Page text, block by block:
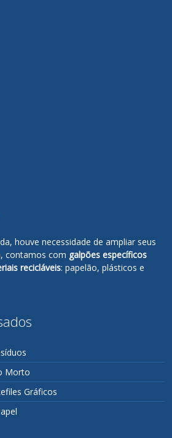
houve necessidade de ampliar seus
contamos com galpões específicos
recicláveis: papelão, plásticos e
Morto
Gráficos